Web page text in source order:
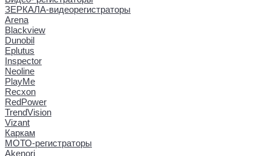
ЗЕРКАЛА-видеорегистраторы
Arena
Blackview
Dunobil
Eplutus
Inspector
Neoline
PlayMe
Recxon
RedPower
TrendVision
Vizant
Каркам
МОТО-регистраторы
Akenori